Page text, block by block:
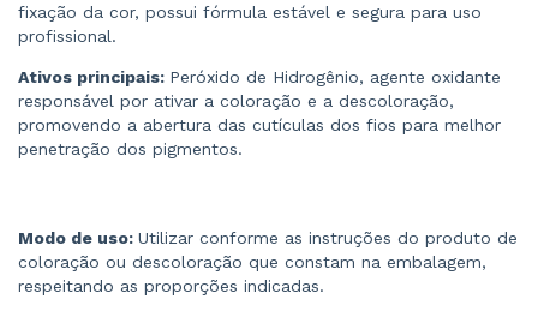
fixação da cor, possui fórmula estável e segura para uso
profissional.
Ativos principais: Peróxido de Hidrogênio, agente oxidante
responsável por ativar a coloração e a descoloração,
promovendo a abertura das cutículas dos fios para melhor
penetração dos pigmentos.
Modo de uso: Utilizar conforme as instruções do produto de
coloração ou descoloração que constam na embalagem,
respeitando as proporções indicadas.